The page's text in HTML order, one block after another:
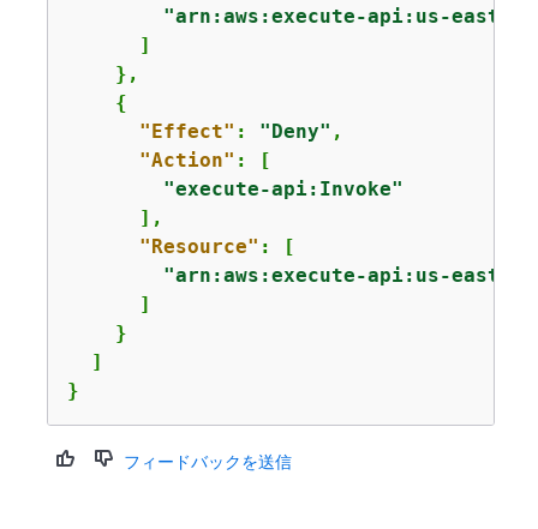
"arn:aws:execute-api:us-east-1:
      ]
    },
{
"Effect" : "Deny" ,
"Action" : [
"execute-api:Invoke"
      ],
"Resource" : [
"arn:aws:execute-api:us-east-1:
      ]
    }
  ]
}
フィードバックを送信